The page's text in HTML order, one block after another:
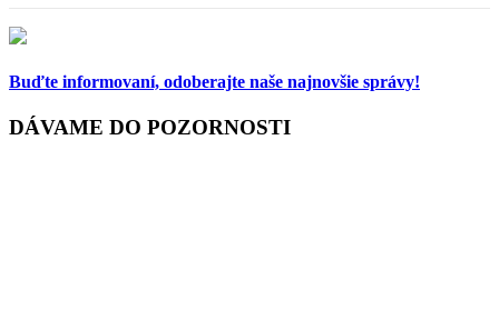
Buďte informovaní, odoberajte naše najnovšie správy!
DÁVAME DO POZORNOSTI